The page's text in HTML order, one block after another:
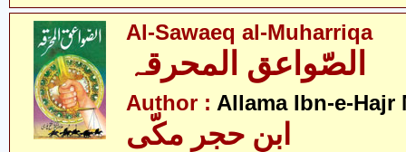
Al-Sawaeq al-Muharriqa
Author : Allama Ibn-e-Hajr
ابن حجر مکّی